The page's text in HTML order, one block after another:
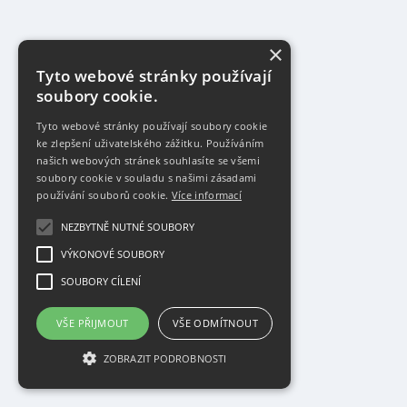
×
Tyto webové stránky používají
soubory cookie.
Tyto webové stránky používají soubory cookie
ke zlepšení uživatelského zážitku. Používáním
našich webových stránek souhlasíte se všemi
soubory cookie v souladu s našimi zásadami
používání souborů cookie. Více informací
NEZBYTNĚ NUTNÉ SOUBORY
VÝKONOVÉ SOUBORY
SOUBORY CÍLENÍ
VŠE PŘIJMOUT VŠE ODMÍTNOUT
ZOBRAZIT PODROBNOSTI